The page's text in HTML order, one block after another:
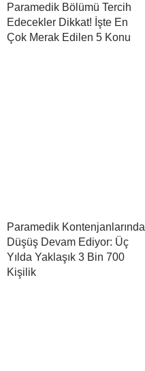
Paramedik Bölümü Tercih
Edecekler Dikkat! İşte En
Çok Merak Edilen 5 Konu
Paramedik Kontenjanlarında
Düşüş Devam Ediyor: Üç
Yılda Yaklaşık 3 Bin 700
Kişilik